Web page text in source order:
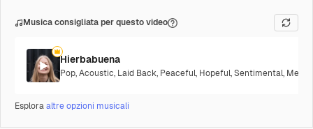
Musica consigliata per questo video
Hierbabuena
Pop,Acoustic, Laid Back, Peaceful, Hopeful,Sentimental,
Esploraaltre opzioni musicali